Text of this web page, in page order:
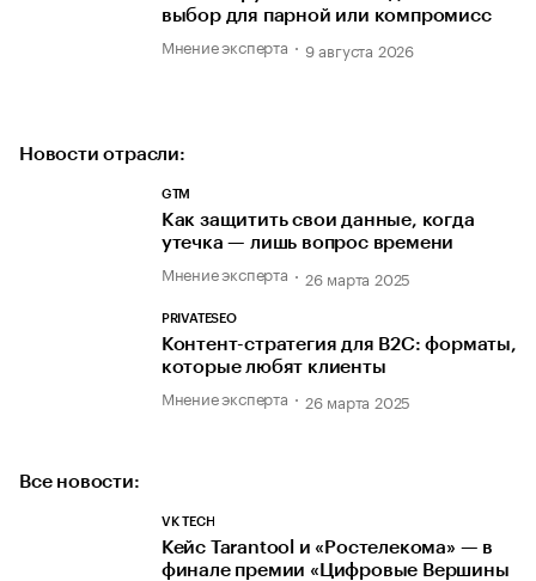
выбор для парной или компромисс
Мнение эксперта 9 августа 2026
Новости отрасли:
GTM
Как защитить свои данные, когда
утечка — лишь вопрос времени
Мнение эксперта 26 марта 2025
PRIVATESEO
Контент-стратегия для B2C: форматы,
которые любят клиенты
Мнение эксперта 26 марта 2025
Все новости:
VK TECH
Кейс Tarantool и «Ростелекома» — в
финале премии «Цифровые Вершины